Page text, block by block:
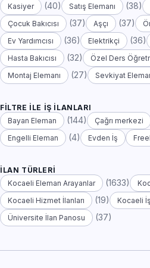
Kasiyer (40) Satış Elemanı (38)
Çocuk Bakıcısı (37) Aşçı (37)
Ev Yardımcısı (36) Elektrikçi (36)
Hasta Bakıcısı (32) Özel Ders
Montaj Elemanı (27) Sevkiyat
FILTRE ILE İŞ İLANLARI
Bayan Eleman
(144) Çağrı merkezi
Engelli Eleman (4) Evden İş
İLAN TÜRLERI
Kocaeli Eleman Arayanlar
(1633)
Kocaeli Hizmet İlanları (19) Kocaeli
Üniversite İlan Panosu (37)